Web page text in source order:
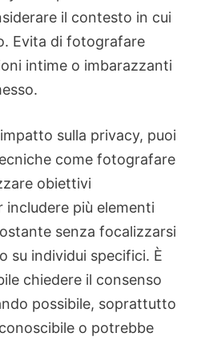
il contesto in cui
Evita di fotografare
intime o imbarazzanti
sulla privacy, puoi
come fotografare
obiettivi
includere più elementi
senza focalizzarsi
su individui specifici. È
chiedere il consenso
possibile, soprattutto
o potrebbe